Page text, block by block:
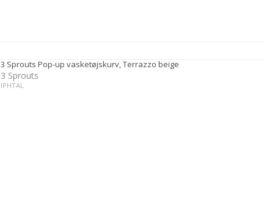
3 Sprouts Pop-up vasketøjskurv, Terrazzo beige
3 Sprouts
IPHTAL